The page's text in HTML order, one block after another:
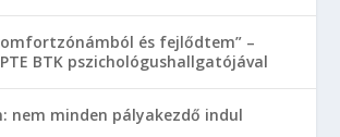
és fejlődtem” –
BTK pszichológushallgatójával
nem minden pályakezdő indul